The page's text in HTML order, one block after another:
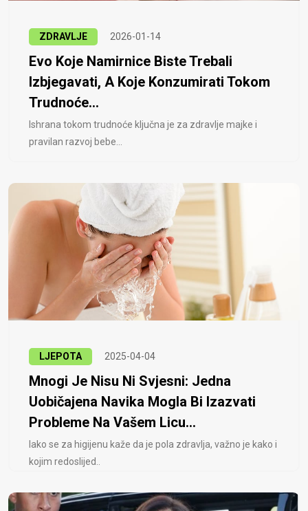
ZDRAVLJE 2026-01-14
Evo Koje Namirnice Biste Trebali
Izbjegavati, A Koje Konzumirati Tokom
Trudnoće...
Ishrana tokom trudnoće ključna je za zdravlje majke i
pravilan razvoj bebe...
LJEPOTA 2025-04-04
Mnogi Je Nisu Ni Svjesni: Jedna
Uobičajena Navika Mogla Bi Izazvati
Probleme Na Vašem Licu...
Iako se za higijenu kaže da je pola zdravlja, važno je kako i
kojim redoslijed..